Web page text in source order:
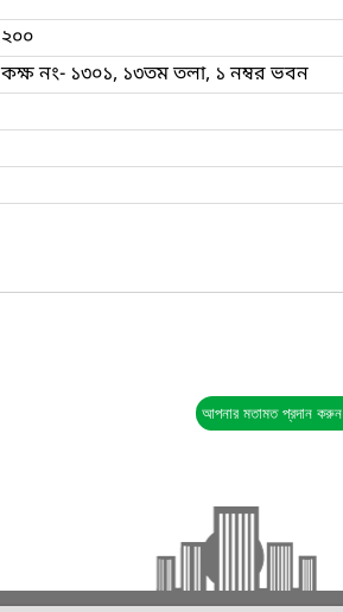
২০০
কক্ষ নং- ১৩০১, ১৩তম তলা, ১ নম্বর ভবন
আপনার মতামত প্রদান করুন